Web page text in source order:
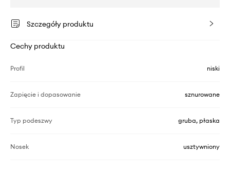
Szczegóły produktu
Cechy produktu
Profil niski
Zapięcie i dopasowanie sznurowane
Typ podeszwy gruba, płaska
Nosek usztywniony